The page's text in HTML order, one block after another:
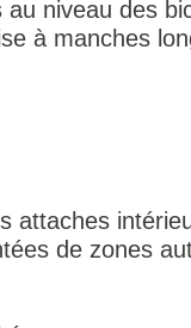
niveau des
à manches
attaches
de zones